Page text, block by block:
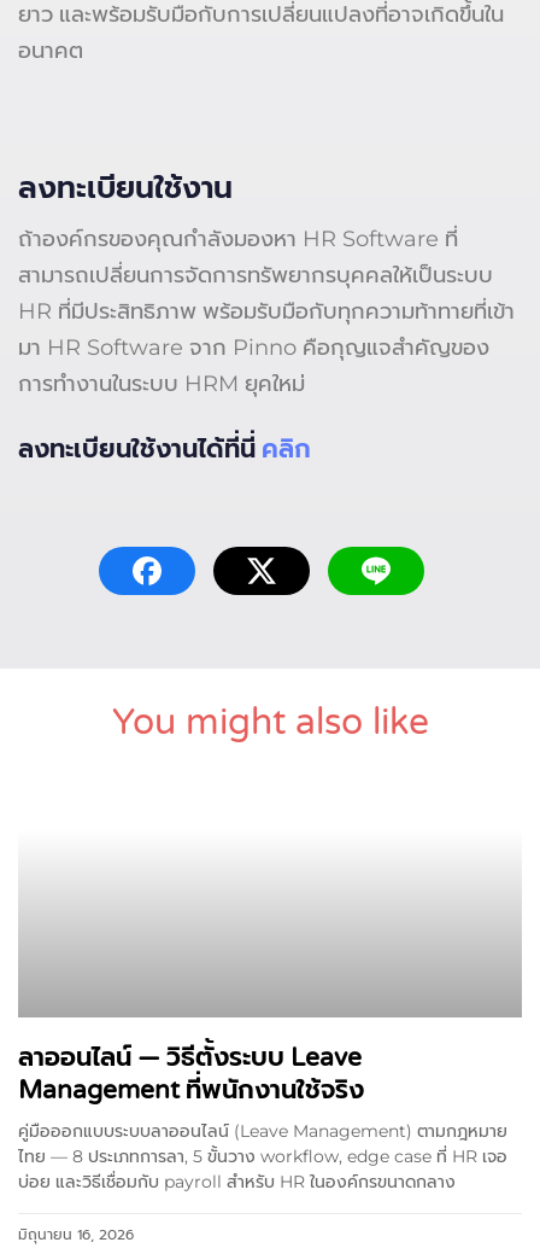
ยาว และพร้อมรับมือกับการเปลี่ยนแปลงที่อาจเกิดขึ้นใน
อนาคต
ลงทะเบียนใช้งาน
ถ้าองค์กรของคุณกำลังมองหา HR Software ที่
สามารถเปลี่ยนการจัดการทรัพยากรบุคคลให้เป็นระบบ
HR ที่มีประสิทธิภาพ พร้อมรับมือกับทุกความท้าทายที่เข้า
มา HR Software จาก Pinno คือกุญแจสำคัญของ
การทำงานในระบบ HRM ยุคใหม่
ลงทะเบียนใช้งานได้ที่นี่ คลิก
You might also like
ลาออนไลน์ — วิธีตั้งระบบ Leave
Management ที่พนักงานใช้จริง
คู่มือออกแบบระบบลาออนไลน์ (Leave Management) ตามกฎหมาย
ไทย — 8 ประเภทการลา, 5 ขั้นวาง workflow, edge case ที่ HR เจอ
บ่อย และวิธีเชื่อมกับ payroll สำหรับ HR ในองค์กรขนาดกลาง
มิถุนายน 16, 2026